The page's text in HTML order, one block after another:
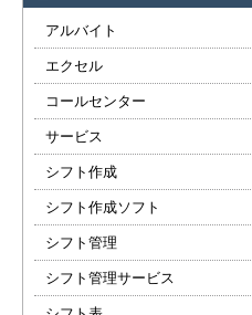
アルバイト
エクセル
コールセンター
サービス
シフト作成
シフト作成ソフト
シフト管理
シフト管理サービス